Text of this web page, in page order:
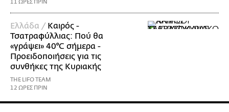
11 ΩΡΕΣ ΠΡΙΝ
Ελλάδα / Καιρός -
Τσατραφύλλιας: Πού θα
«γράψει» 40°C σήμερα -
Προειδοποιήσεις για τις
συνθήκες της Κυριακής
THE LIFO TEAM
12 ΩΡΕΣ ΠΡΙΝ